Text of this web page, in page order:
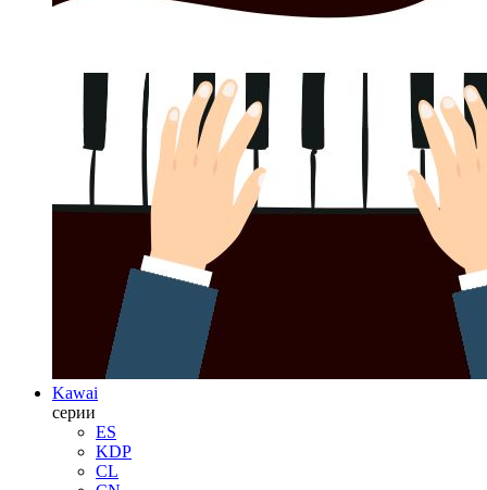
Kawai
серии
ES
KDP
CL